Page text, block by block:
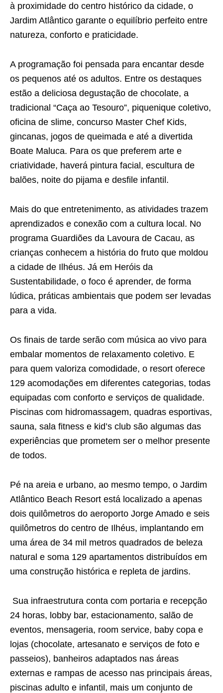
à proximidade do centro histórico da cidade, o
Jardim Atlântico garante o equilíbrio perfeito entre
natureza, conforto e praticidade.
A programação foi pensada para encantar desde
os pequenos até os adultos. Entre os destaques
estão a deliciosa degustação de chocolate, a
tradicional “Caça ao Tesouro”, piquenique coletivo,
oficina de slime, concurso Master Chef Kids,
gincanas, jogos de queimada e até a divertida
Boate Maluca. Para os que preferem arte e
criatividade, haverá pintura facial, escultura de
balões, noite do pijama e desfile infantil.
Mais do que entretenimento, as atividades trazem
aprendizados e conexão com a cultura local. No
programa Guardiões da Lavoura de Cacau, as
crianças conhecem a história do fruto que moldou
a cidade de Ilhéus. Já em Heróis da
Sustentabilidade, o foco é aprender, de forma
lúdica, práticas ambientais que podem ser levadas
para a vida.
Os finais de tarde serão com música ao vivo para
embalar momentos de relaxamento coletivo. E
para quem valoriza comodidade, o resort oferece
129 acomodações em diferentes categorias, todas
equipadas com conforto e serviços de qualidade.
Piscinas com hidromassagem, quadras esportivas,
sauna, sala fitness e kid’s club são algumas das
experiências que prometem ser o melhor presente
de todos.
Pé na areia e urbano, ao mesmo tempo, o Jardim
Atlântico Beach Resort está localizado a apenas
dois quilômetros do aeroporto Jorge Amado e seis
quilômetros do centro de Ilhéus, implantando em
uma área de 34 mil metros quadrados de beleza
natural e soma 129 apartamentos distribuídos em
uma construção histórica e repleta de jardins.
Sua infraestrutura conta com portaria e recepção
24 horas, lobby bar, estacionamento, salão de
eventos, mensageria, room service, baby copa e
lojas (chocolate, artesanato e serviços de foto e
passeios), banheiros adaptados nas áreas
externas e rampas de acesso nas principais áreas,
piscinas adulto e infantil, mais um conjunto de